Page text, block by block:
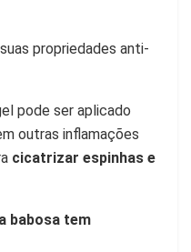
propriedades anti-
pode ser aplicado
outras inflamações
cicatrizar espinhas e
babosa tem